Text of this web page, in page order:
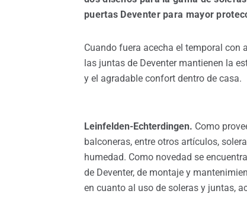
puertas Deventer para mayor
Cuando fuera acecha el temporal con
las juntas de Deventer mantienen la
y el agradable confort dentro de casa.
Leinfelden-Echterdingen. Como
balconeras, entre otros artículos,
humedad. Como novedad se
de Deventer, de montaje y
en cuanto al uso de soleras y juntas,